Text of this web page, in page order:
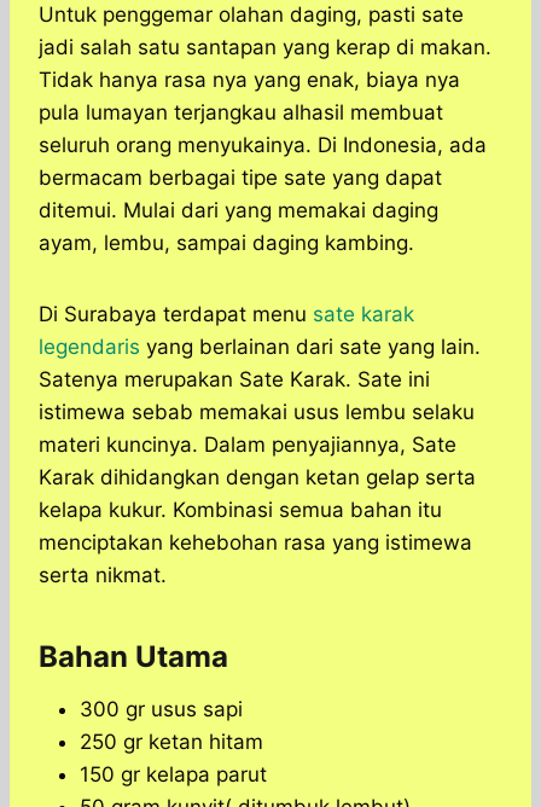
Untuk penggemar olahan daging, pasti sate
jadi salah satu santapan yang kerap di makan.
Tidak hanya rasa nya yang enak, biaya nya
pula lumayan terjangkau alhasil membuat
seluruh orang menyukainya. Di Indonesia, ada
bermacam berbagai tipe sate yang dapat
ditemui. Mulai dari yang memakai daging
ayam, lembu, sampai daging kambing.
Di Surabaya terdapat menu sate karak
legendaris yang berlainan dari sate yang lain.
Satenya merupakan Sate Karak. Sate ini
istimewa sebab memakai usus lembu selaku
materi kuncinya. Dalam penyajiannya, Sate
Karak dihidangkan dengan ketan gelap serta
kelapa kukur. Kombinasi semua bahan itu
menciptakan kehebohan rasa yang istimewa
serta nikmat.
Bahan Utama
300 gr usus sapi
250 gr ketan hitam
150 gr kelapa parut